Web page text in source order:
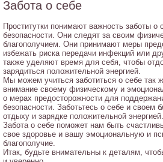
Забота о себе
Проститутки понимают важность заботы о
безопасности. Они следят за своим
благополучием. Они принимают меры
избежать риска передачи инфекций или
также уделяют время для себя, чтобы
зарядиться положительной энергией.
Мы можем учиться заботиться о себе так
внимание своему физическому и
о мерах предосторожности для
безопасности. Заботьтесь о себе и своем
отдыху и зарядке положительной энергией.
Забота о себе поможет нам быть
свое здоровье и вашу эмоциональную и
благополучие.
Итак, будьте внимательны к деталям,